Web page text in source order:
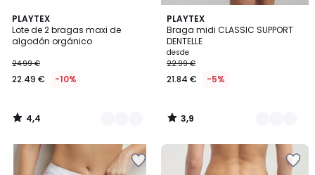
PLAYTEX
Lote de 2 bragas maxi de
algodón orgánico
24.99 €
22.49 € -10%
4,4
/ 5
2
Colores
4,4
/
PLAYTEX
Braga midi CLASSIC SUPPORT
DENTELLE
desde
22.99 €
21.84 € -5%
3,9
/ 5
3
Colores
3,9
/